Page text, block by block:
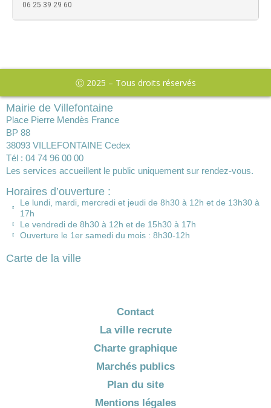
06 25 39 29 60
Ⓒ 2025 – Tous droits réservés
Mairie de Villefontaine
Place Pierre Mendès France
BP 88
38093 VILLEFONTAINE Cedex
Tél : 04 74 96 00 00
Les services accueillent le public uniquement sur rendez-vous.
Horaires d’ouverture :
Le lundi, mardi, mercredi et jeudi de 8h30 à 12h et de 13h30 à
17h
Le vendredi de 8h30 à 12h et de 15h30 à 17h
Ouverture le 1er samedi du mois : 8h30-12h
Carte de la ville
Contact
La ville recrute
Charte graphique
Marchés publics
Plan du site
Mentions légales